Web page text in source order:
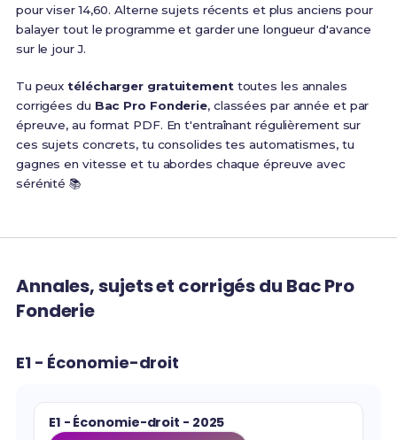
pour viser 14,60. Alterne sujets récents et plus anciens pour
balayer tout le programme et garder une longueur d'avance
sur le jour J.
Tu peuxtélécharger gratuitement toutes les annales
corrigées du Bac Pro Fonderie, classées par année et par
épreuve, au format PDF. En t'entraînant régulièrement sur
ces sujets concrets, tu consolides tes automatismes, tu
gagnes en vitesse et tu abordes chaque épreuve avec
sérénité 📚
Annales, sujets et corrigés du Bac Pro
Fonderie
E1 - Économie-droit
E1 - Économie-droit - 2025